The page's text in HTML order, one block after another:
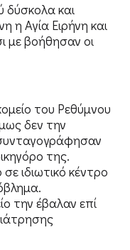
δύσκολα και
η Αγία Ειρήνη και
με βοήθησαν οι
του Ρεθύμνου
δεν την
της.
ιδιωτικό κέντρο
την έβαλαν επί